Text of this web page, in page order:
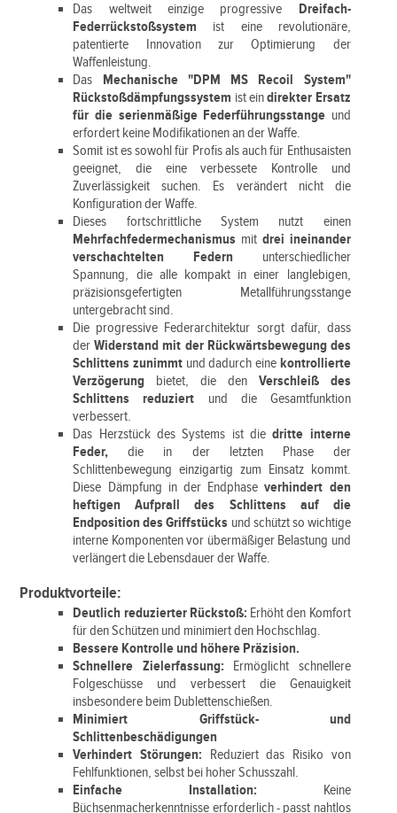
Das weltweit einzige progressive Dreifach-
Federrückstoßsystem ist eine revolutionäre,
patentierte Innovation zur Optimierung der
Waffenleistung.
Das Mechanische "DPM MS Recoil System"
Rückstoßdämpfungssystem ist eindirekter Ersatz
für die serienmäßige Federführungsstange und
erfordert keine Modifikationen an der Waffe.
Somit ist es sowohl für Profis als auch für Enthusaisten
geeignet, die eine verbessete Kontrolle und
Zuverlässigkeit suchen. Es verändert nicht die
Konfiguration der Waffe.
Dieses fortschrittliche System nutzt einen
Mehrfachfedermechanismus mit drei ineinander
verschachtelten Federn unterschiedlicher
Spannung, die alle kompakt in einer langlebigen,
präzisionsgefertigten Metallführungsstange
untergebracht sind.
Die progressive Federarchitektur sorgt dafür, dass
derWiderstand mit der Rückwärtsbewegung des
Schlittens zunimmt und dadurch eine kontrollierte
Verzögerung bietet, die den Verschleiß des
Schlittens reduziert und die Gesamtfunktion
verbessert.
Das Herzstück des Systems ist diedritte interne
Feder, die in der letzten Phase der
Schlittenbewegung einzigartig zum Einsatz kommt.
Diese Dämpfung in der Endphaseverhindert den
heftigen Aufprall des Schlittens auf die
Endposition des Griffstücks und schützt so wichtige
interne Komponenten vor übermäßiger Belastung und
verlängert die Lebensdauer der Waffe.
Produktvorteile:
Deutlich reduzierter Rückstoß: Erhöht den Komfort
für den Schützen und minimiert den Hochschlag.
Bessere Kontrolle und höhere Präzision.
Schnellere Zielerfassung: Ermöglicht schnellere
Folgeschüsse und verbessert die Genauigkeit
insbesondere beim Dublettenschießen.
Minimiert Griffstück- und
Schlittenbeschädigungen
Verhindert Störungen: Reduziert das Risiko von
Fehlfunktionen, selbst bei hoher Schusszahl.
Einfache Installation: Keine
Büchsenmacherkenntnisse erforderlich - passt nahtlos